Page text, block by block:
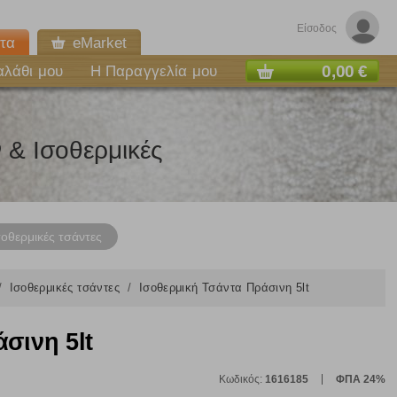
Είσοδος
eMarket
μου Η Παραγγελία μου 0,00 €
Ισοθερμικές
τσάντες
Ισοθερμικές τσάντες Ισοθερμική Τσάντα Πράσινη 5lt
5lt
Κωδικός: 1616185 ΦΠΑ 24%